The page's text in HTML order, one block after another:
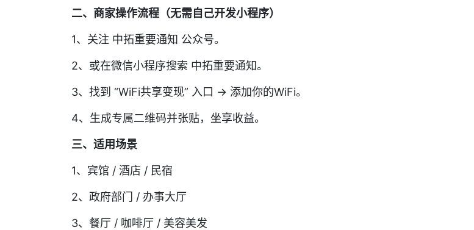
二、商家操作流程（无需自己开发小程序）
1、关注 中拓重要通知 公众号。
2、或在微信小程序搜索 中拓重要通知。
3、找到 “WiFi共享变现” 入口 → 添加你的WiFi。
4、生成专属二维码并张贴，坐享收益。
三、适用场景
1、宾馆 / 酒店 / 民宿
2、政府部门 / 办事大厅
3、餐厅 / 咖啡厅 / 美容美发